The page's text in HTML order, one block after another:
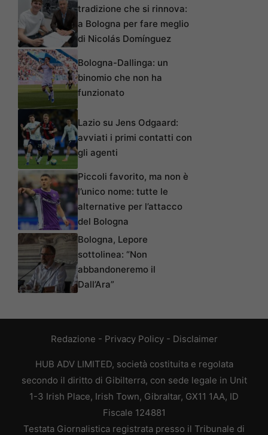
tradizione che si rinnova:
a Bologna per fare meglio
di Nicolás Domínguez
Bologna-Dallinga: un
binomio che non ha
funzionato
Lazio su Jens Odgaard:
avviati i primi contatti con
gli agenti
Piccoli favorito, ma non è
l’unico nome: tutte le
alternative per l’attacco
del Bologna
Bologna, Lepore
sottolinea: “Non
abbandoneremo il
Dall’Ara”
Redazione - Privacy Policy- Disclaimer
HUB ADV LIMITED, società costituita e regolata
secondo il diritto di Gibilterra, con sede legale in Unit
1-3 Irish Place, Irish Town, Gibraltar, GX11 1AA, ID
Fiscale 124881
Testata Giornalistica registrata presso il Tribunale di